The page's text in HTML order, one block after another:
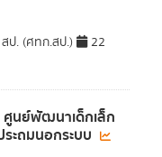
สป. (ศทก.สป.)
22
ศูนย์พัฒนาเด็กเล็ก
ะถมนอกระบบ